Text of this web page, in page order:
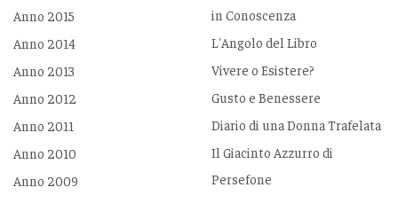
Anno 2015
Anno 2014
Anno 2013
Anno 2012
Anno 2011
Anno 2010
Anno 2009
in Conoscenza
L'Angolo del Libro
Vivere o Esistere?
Gusto e Benessere
Diario di una Donna Trafelata
Il Giacinto Azzurro di
Persefone